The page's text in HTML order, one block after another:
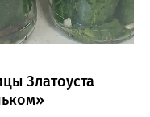
Златоуста